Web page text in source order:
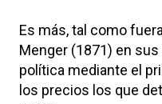
Es más, tal como
Menger (1871) en
política mediante el
los precios los que